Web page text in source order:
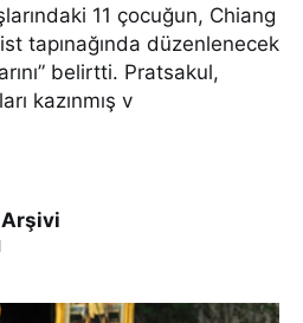
11 çocuğun, Chiang
tapınağında düzenlenecek
belirtti. Pratsakul,
kazınmış v